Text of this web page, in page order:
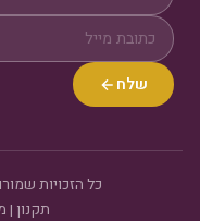
שלח
כל הזכויות
תקנון |